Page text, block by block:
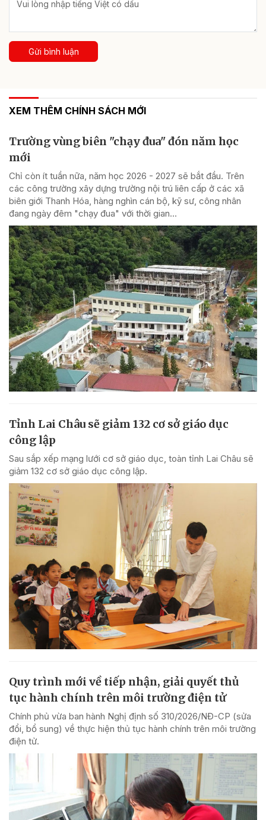
Gửi bình luận
XEM THÊM CHÍNH SÁCH MỚI
Trường vùng biên "chạy đua" đón năm học
mới
Chỉ còn ít tuần nữa, năm học 2026 - 2027 sẽ bắt đầu. Trên
các công trường xây dựng trường nội trú liên cấp ở các xã
biên giới Thanh Hóa, hàng nghìn cán bộ, kỹ sư, công nhân
đang ngày đêm "chạy đua" với thời gian...
Tỉnh Lai Châu sẽ giảm 132 cơ sở giáo dục
công lập
Sau sắp xếp mạng lưới cơ sở giáo dục, toàn tỉnh Lai Châu sẽ
giảm 132 cơ sở giáo dục công lập.
Quy trình mới về tiếp nhận, giải quyết thủ
tục hành chính trên môi trường điện tử
Chính phủ vừa ban hành Nghị định số 310/2026/NĐ-CP (sửa
đổi, bổ sung) về thực hiện thủ tục hành chính trên môi trường
điện tử.